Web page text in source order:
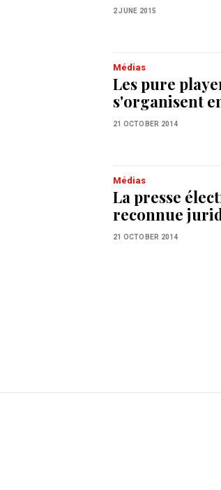
2 JUNE 2015
Médias
Les pure
s'organisent
21 OCTOBER 2014
Médias
La presse
reconnue
21 OCTOBER 2014